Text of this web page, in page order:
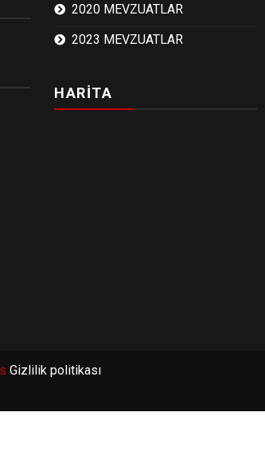
2020 MEVZUATLAR
2023 MEVZUATLAR
HARİTA
Gizlilik politikası